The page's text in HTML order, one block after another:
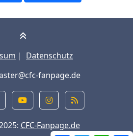
| Datenschutz
fanpage.de
CFC-Fanpage.de